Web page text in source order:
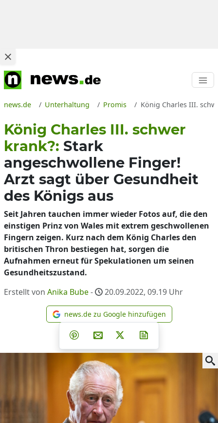
news.de Unterhaltung Promis König Charles III.
König Charles III. schwer
krank?: Stark
angeschwollene Finger!
Arzt sagt über Gesundheit
des Königs aus
Seit Jahren tauchen immer wieder Fotos auf, die den
einstigen Prinz von Wales mit extrem geschwollenen
Fingern zeigen. Kurz nach dem König Charles den
britischen Thron bestiegen hat, sorgen die
Aufnahmen erneut für Spekulationen um seinen
Gesundheitszustand.
Erstellt von Anika Bube- 20.09.2022, 09.19 Uhr
news.de zu Google
news.de zu Google hinzufügen
Teilen auf Facebook
Teilen auf Whatsapp
Teilen auf Telegram
Teilen auf Pinterest
Per E-Mail teilen
Post auf X